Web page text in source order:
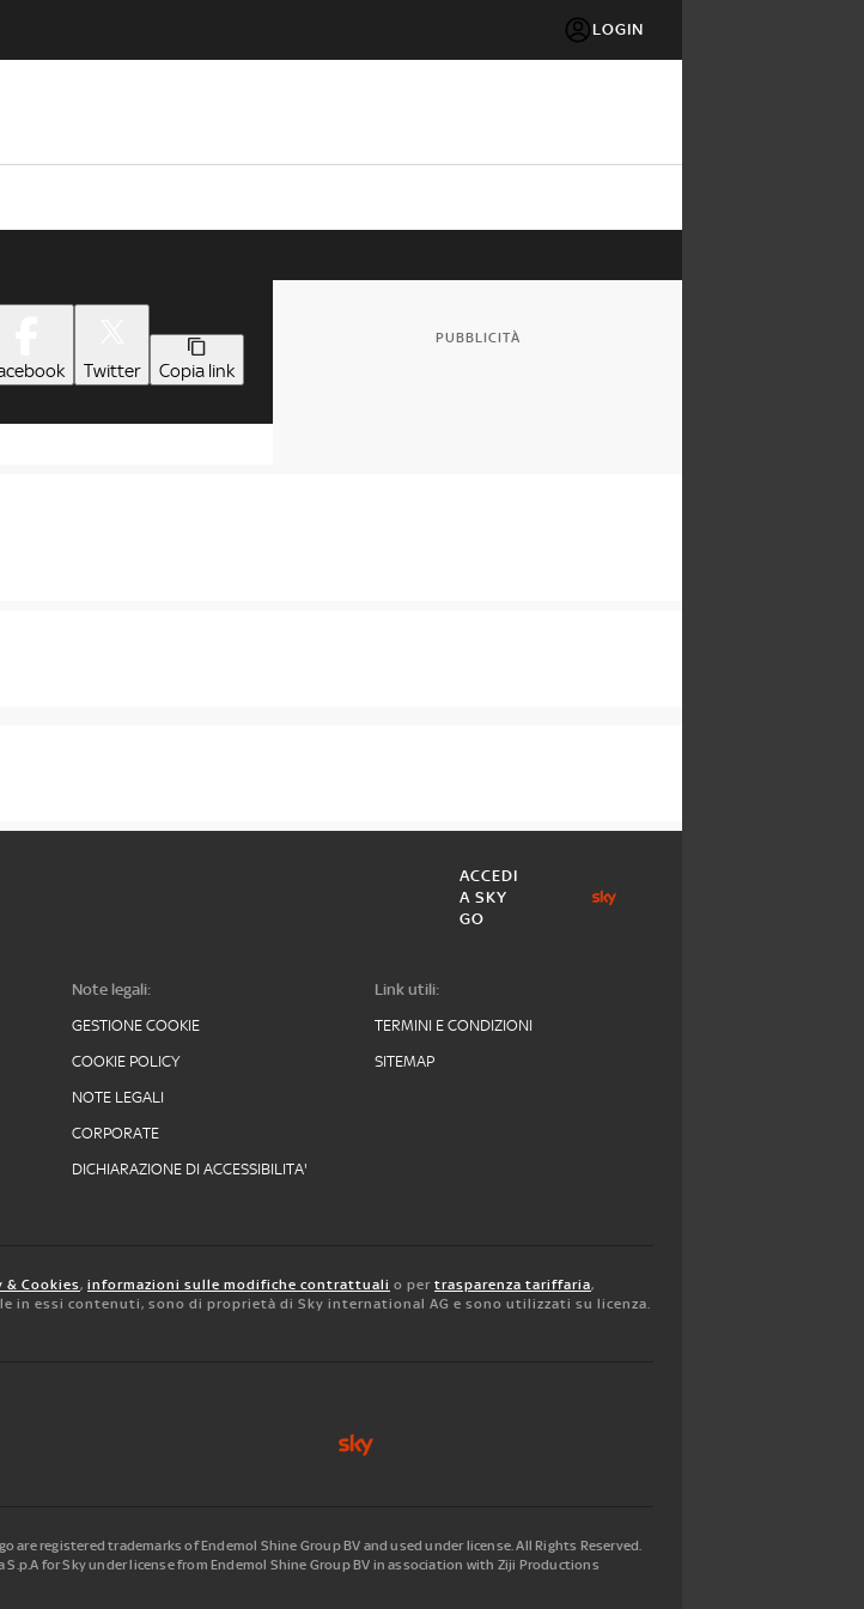
LOGIN
Twitter Copia link
PUBBLICITÀ
ACCEDI
A SKY
GO
Note legali:
GESTIONE COOKIE
COOKIE POLICY
NOTE LEGALI
CORPORATE
DICHIARAZIONE DI ACCESSIBILITA'
Link utili:
TERMINI E CONDIZIONI
SITEMAP
& Cookies, informazioni sulle modifiche contrattuali o per trasparenza tariffaria,
essi contenuti, sono di proprietà di Sky international AG e sono utilizzati su licenza.
are registered trademarks of Endemol Shine Group BV and used under license. All Rights Reserved.
for Sky under license from Endemol Shine Group BV in association with Ziji Productions